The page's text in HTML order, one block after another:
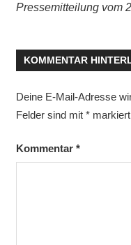
Pressemitteilung vom
KOMMENTAR
Deine E-Mail-Adresse
Felder sind mit *markiert
Kommentar *